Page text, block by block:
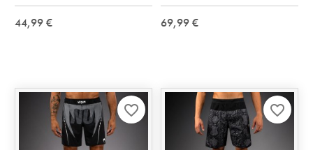
44,99 € 69,99 €
favorite_border favorite_border